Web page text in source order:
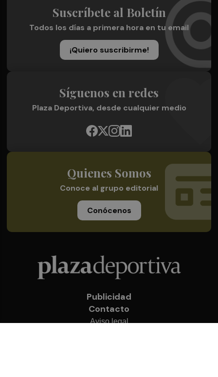
Suscríbete al Boletín
Todos los días a primera hora en tu email
¡Quiero suscribirme!
Síguenos en redes
Plaza Deportiva, desde cualquier medio
Quienes Somos
Conoce al grupo editorial
Conócenos
Publicidad
Contacto
Aviso legal